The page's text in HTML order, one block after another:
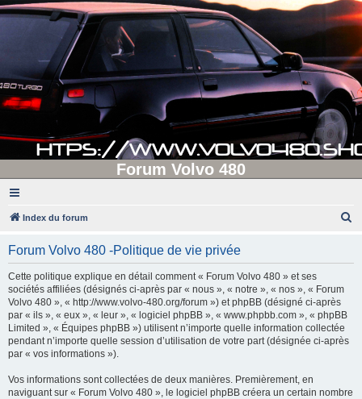
Forum Volvo 480
Index du forum
Forum Volvo 480 -Politique de vie privée
Cette politique explique en détail comment « Forum Volvo 480 » et ses
sociétés affiliées (désignés ci-après par « nous », « notre », « nos », « Forum
Volvo 480 », « http://www.volvo-480.org/forum ») et phpBB (désigné ci-après
par « ils », « eux », « leur », « logiciel phpBB », « www.phpbb.com », « phpBB
Limited », « Équipes phpBB ») utilisent n’importe quelle information collectée
pendant n’importe quelle session d’utilisation de votre part (désignée ci-après
par « vos informations »).
Vos informations sont collectées de deux manières. Premièrement, en
naviguant sur « Forum Volvo 480 », le logiciel phpBB créera un certain nombre